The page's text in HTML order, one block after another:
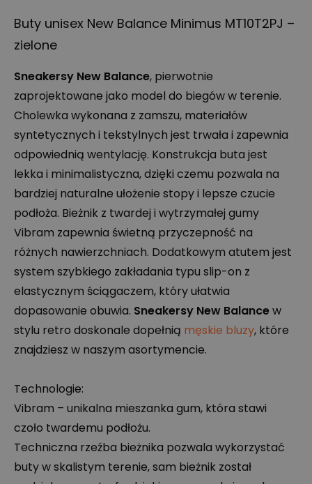
Buty unisex New Balance Minimus MT10T2PJ –
zielone
Sneakersy New Balance, pierwotnie
zaprojektowane jako model do biegów w terenie.
Cholewka wykonana z zamszu, materiałów
syntetycznych i tekstylnych jest trwała i zapewnia
odpowiednią wentylację. Konstrukcja buta jest
lekka i minimalistyczna, dzięki czemu pozwala na
bardziej naturalne ułożenie stopy i lepsze czucie
podłoża. Bieżnik z twardej i wytrzymałej gumy
Vibram zapewnia świetną przyczepność na
różnych nawierzchniach. Dodatkowym atutem jest
system szybkiego zakładania typu slip-on z
elastycznym ściągaczem, który ułatwia
dopasowanie obuwia. Sneakersy New Balancew
stylu retro doskonale dopełnią męskie bluzy, które
znajdziesz w naszym asortymencie.
Technologie:
Vibram – unikalna mieszanka gum, która stawi
czoło twardemu podłożu.
Techniczna rzeźba bieżnika pozwala wykorzystać
buty w skalistym terenie, sam bieżnik został